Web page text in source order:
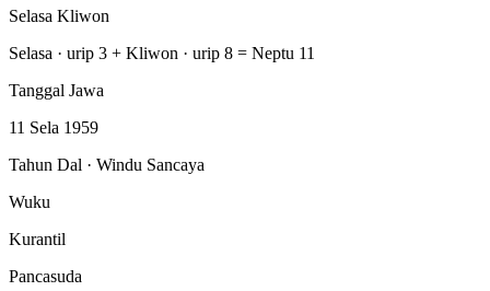
Selasa Kliwon
Selasa · urip 3 + Kliwon · urip 8 = Neptu 11
Tanggal Jawa
11 Sela 1959
Tahun Dal · Windu Sancaya
Wuku
Kurantil
Pancasuda